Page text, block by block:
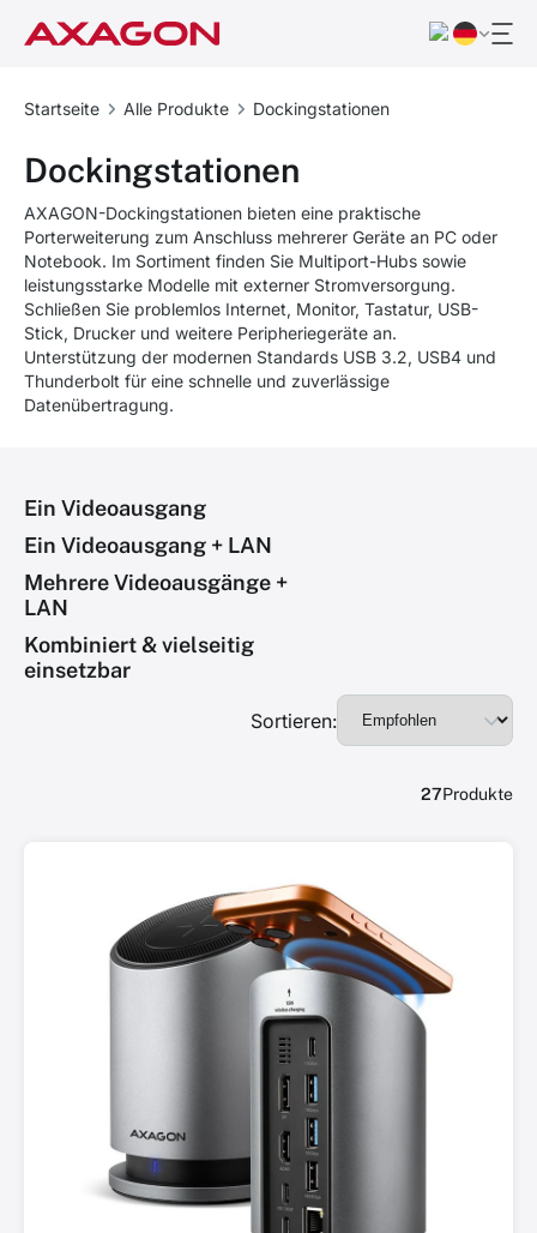
Startseite Alle Produkte Dockingstationen
Dockingstationen
AXAGON-Dockingstationen bieten eine praktische
Porterweiterung zum Anschluss mehrerer Geräte an PC oder
Notebook. Im Sortiment finden Sie Multiport-Hubs sowie
leistungsstarke Modelle mit externer Stromversorgung.
Schließen Sie problemlos Internet, Monitor, Tastatur, USB-
Stick, Drucker und weitere Peripheriegeräte an.
Unterstützung der modernen Standards USB 3.2, USB4 und
Thunderbolt für eine schnelle und zuverlässige
Datenübertragung.
Ein Videoausgang
Ein Videoausgang + LAN
Mehrere Videoausgänge +
LAN
Kombiniert & vielseitig
einsetzbar
Sortieren:
27Produkte